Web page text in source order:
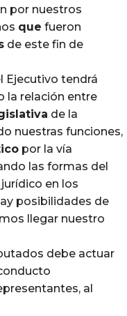
por nuestros
que fueron
de este fin de
Ejecutivo tendrá
la relación entre
de la
nuestras funciones,
por la vía
las formas del
en los
posibilidades de
llegar nuestro
debe actuar
al